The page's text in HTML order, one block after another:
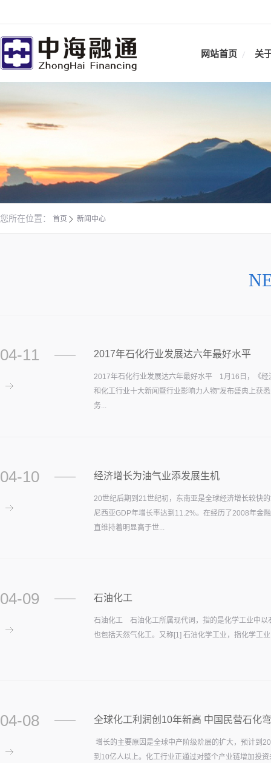
网站首页 关
您所在位置： 首页 新闻中心
04-11 2017年石化行业发展达六年最好水平
2017年石化行业发展达六年最好水平 1月16日，《经
和化工行业十大新闻暨行业影响力人物”发布盛典上获
务...
04-10 经济增长为油气业添发展生机
20世纪后期到21世纪初，东南亚是全球经济增长较快
尼西亚GDP年增长率达到11.2%。在经历了2008年金
直维持着明显高于世...
04-09 ​石油化工
石油化工 石油化工所属现代词，指的是化学工业中以
也包括天然气化工。又称[1] 石油化学工业，指化学工
04-08 全球化工利润创10年新高 中国民营石化
增长的主要原因是全球中产阶级阶层的扩大，预计到
到10亿人以上。化工行业正通过对整个产业链增加投